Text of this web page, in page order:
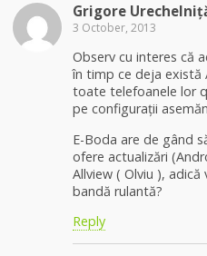
Grigore
3 October, 2013
Observ cu interes că
în timp ce deja există
toate telefoanele lor
pe configurații
E-Boda are de gând
ofere actualizări
Allview ( Olviu ),
bandă rulantă?
Reply